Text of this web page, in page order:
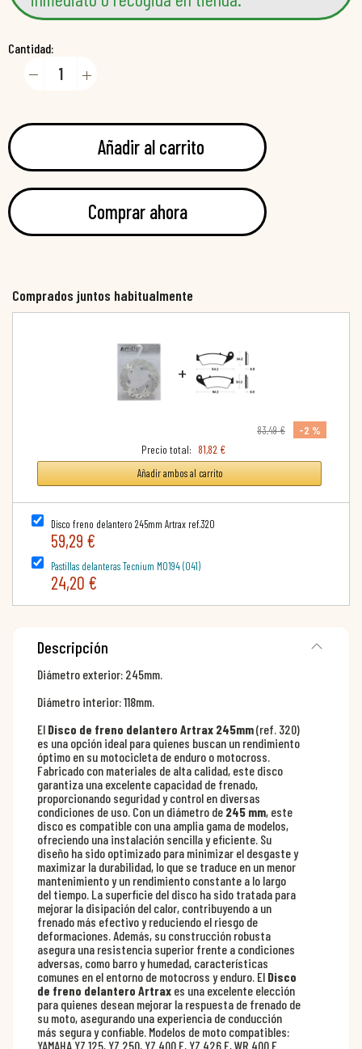
Cantidad:
Añadir al carrito
Comprar ahora
Comprados juntos habitualmente
+
83,49 €
-2 %
Precio total: 81,82 €
Añadir ambos al carrito
Disco freno delantero 245mm Artrax ref.320
59,29 €
Pastillas delanteras Tecnium MO194 (041)
24,20 €
Descripción
Diámetro exterior: 245mm.
Diámetro interior: 118mm.
El Disco de freno delantero Artrax 245mm(ref. 320)
es una opción ideal para quienes buscan un rendimiento
óptimo en su motocicleta de enduro o motocross.
Fabricado con materiales de alta calidad, este disco
garantiza una excelente capacidad de frenado,
proporcionando seguridad y control en diversas
condiciones de uso. Con un diámetro de 245 mm, este
disco es compatible con una amplia gama de modelos,
ofreciendo una instalación sencilla y eficiente. Su
diseño ha sido optimizado para minimizar el desgaste y
maximizar la durabilidad, lo que se traduce en un menor
mantenimiento y un rendimiento constante a lo largo
del tiempo. La superficie del disco ha sido tratada para
mejorar la disipación del calor, contribuyendo a un
frenado más efectivo y reduciendo el riesgo de
deformaciones. Además, su construcción robusta
asegura una resistencia superior frente a condiciones
adversas, como barro y humedad, características
comunes en el entorno de motocross y enduro. El Disco
de freno delantero Artrax es una excelente elección
para quienes desean mejorar la respuesta de frenado de
su moto, asegurando una experiencia de conducción
más segura y confiable. Modelos de moto compatibles:
YAMAHA YZ 125, YZ 250, YZ 400 F, YZ 426 F, WR 400 F.